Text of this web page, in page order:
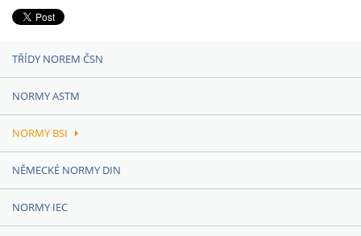
TŘÍDY NOREM ČSN
NORMY ASTM
NORMY BSI
NĚMECKÉ NORMY DIN
NORMY IEC